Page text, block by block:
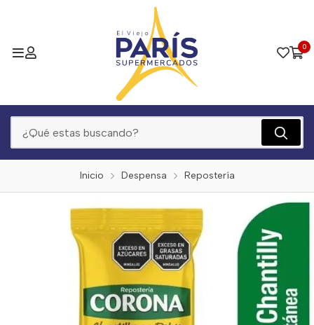
0
Inicio Despensa Repostería